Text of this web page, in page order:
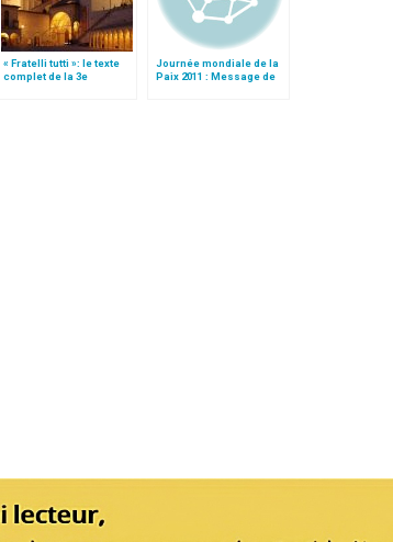
« Fratelli tutti »: le texte
complet de la 3e
Journée mondiale de la
Paix 2011 : Message de